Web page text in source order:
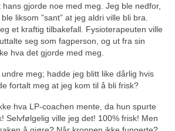
hans gjorde noe med meg. Jeg ble nedfor,
liksom ”sant” at jeg aldri ville bli bra.
et kraftig tilbakefall. Fysioterapeuten ville
seg som fagperson, og ut fra sin
hva det gjorde med meg.
meg; hadde jeg blitt like dårlig hvis
fortalt meg at jeg kom til å bli frisk?
hva LP-coachen mente, da hun spurte
Selvfølgelig ville jeg det! 100% frisk! Men